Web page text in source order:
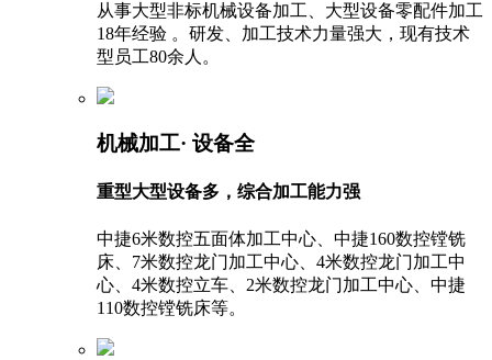
从事大型非标机械设备加工、大型设备零配件加工
18年经验 。研发、加工技术力量强大，现有技术
型员工80余人。
机械加工· 设备全
重型大型设备多，综合加工能力强
中捷6米数控五面体加工中心、中捷160数控镗铣
床、7米数控龙门加工中心、4米数控龙门加工中
心、4米数控立车、2米数控龙门加工中心、中捷
110数控镗铣床等。